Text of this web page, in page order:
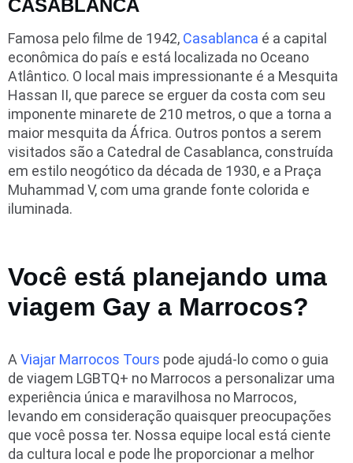
CASABLANCA
Famosa pelo filme de 1942, Casablanca é a capital
econômica do país e está localizada no Oceano
Atlântico. O local mais impressionante é a Mesquita
Hassan II, que parece se erguer da costa com seu
imponente minarete de 210 metros, o que a torna a
maior mesquita da África. Outros pontos a serem
visitados são a Catedral de Casablanca, construída
em estilo neogótico da década de 1930, e a Praça
Muhammad V, com uma grande fonte colorida e
iluminada.
Você está planejando uma
viagem Gay a Marrocos?
A Viajar Marrocos Tours pode ajudá-lo como o guia
de viagem LGBTQ+ no Marrocos a personalizar uma
experiência única e maravilhosa no Marrocos,
levando em consideração quaisquer preocupações
que você possa ter. Nossa equipe local está ciente
da cultura local e pode lhe proporcionar a melhor